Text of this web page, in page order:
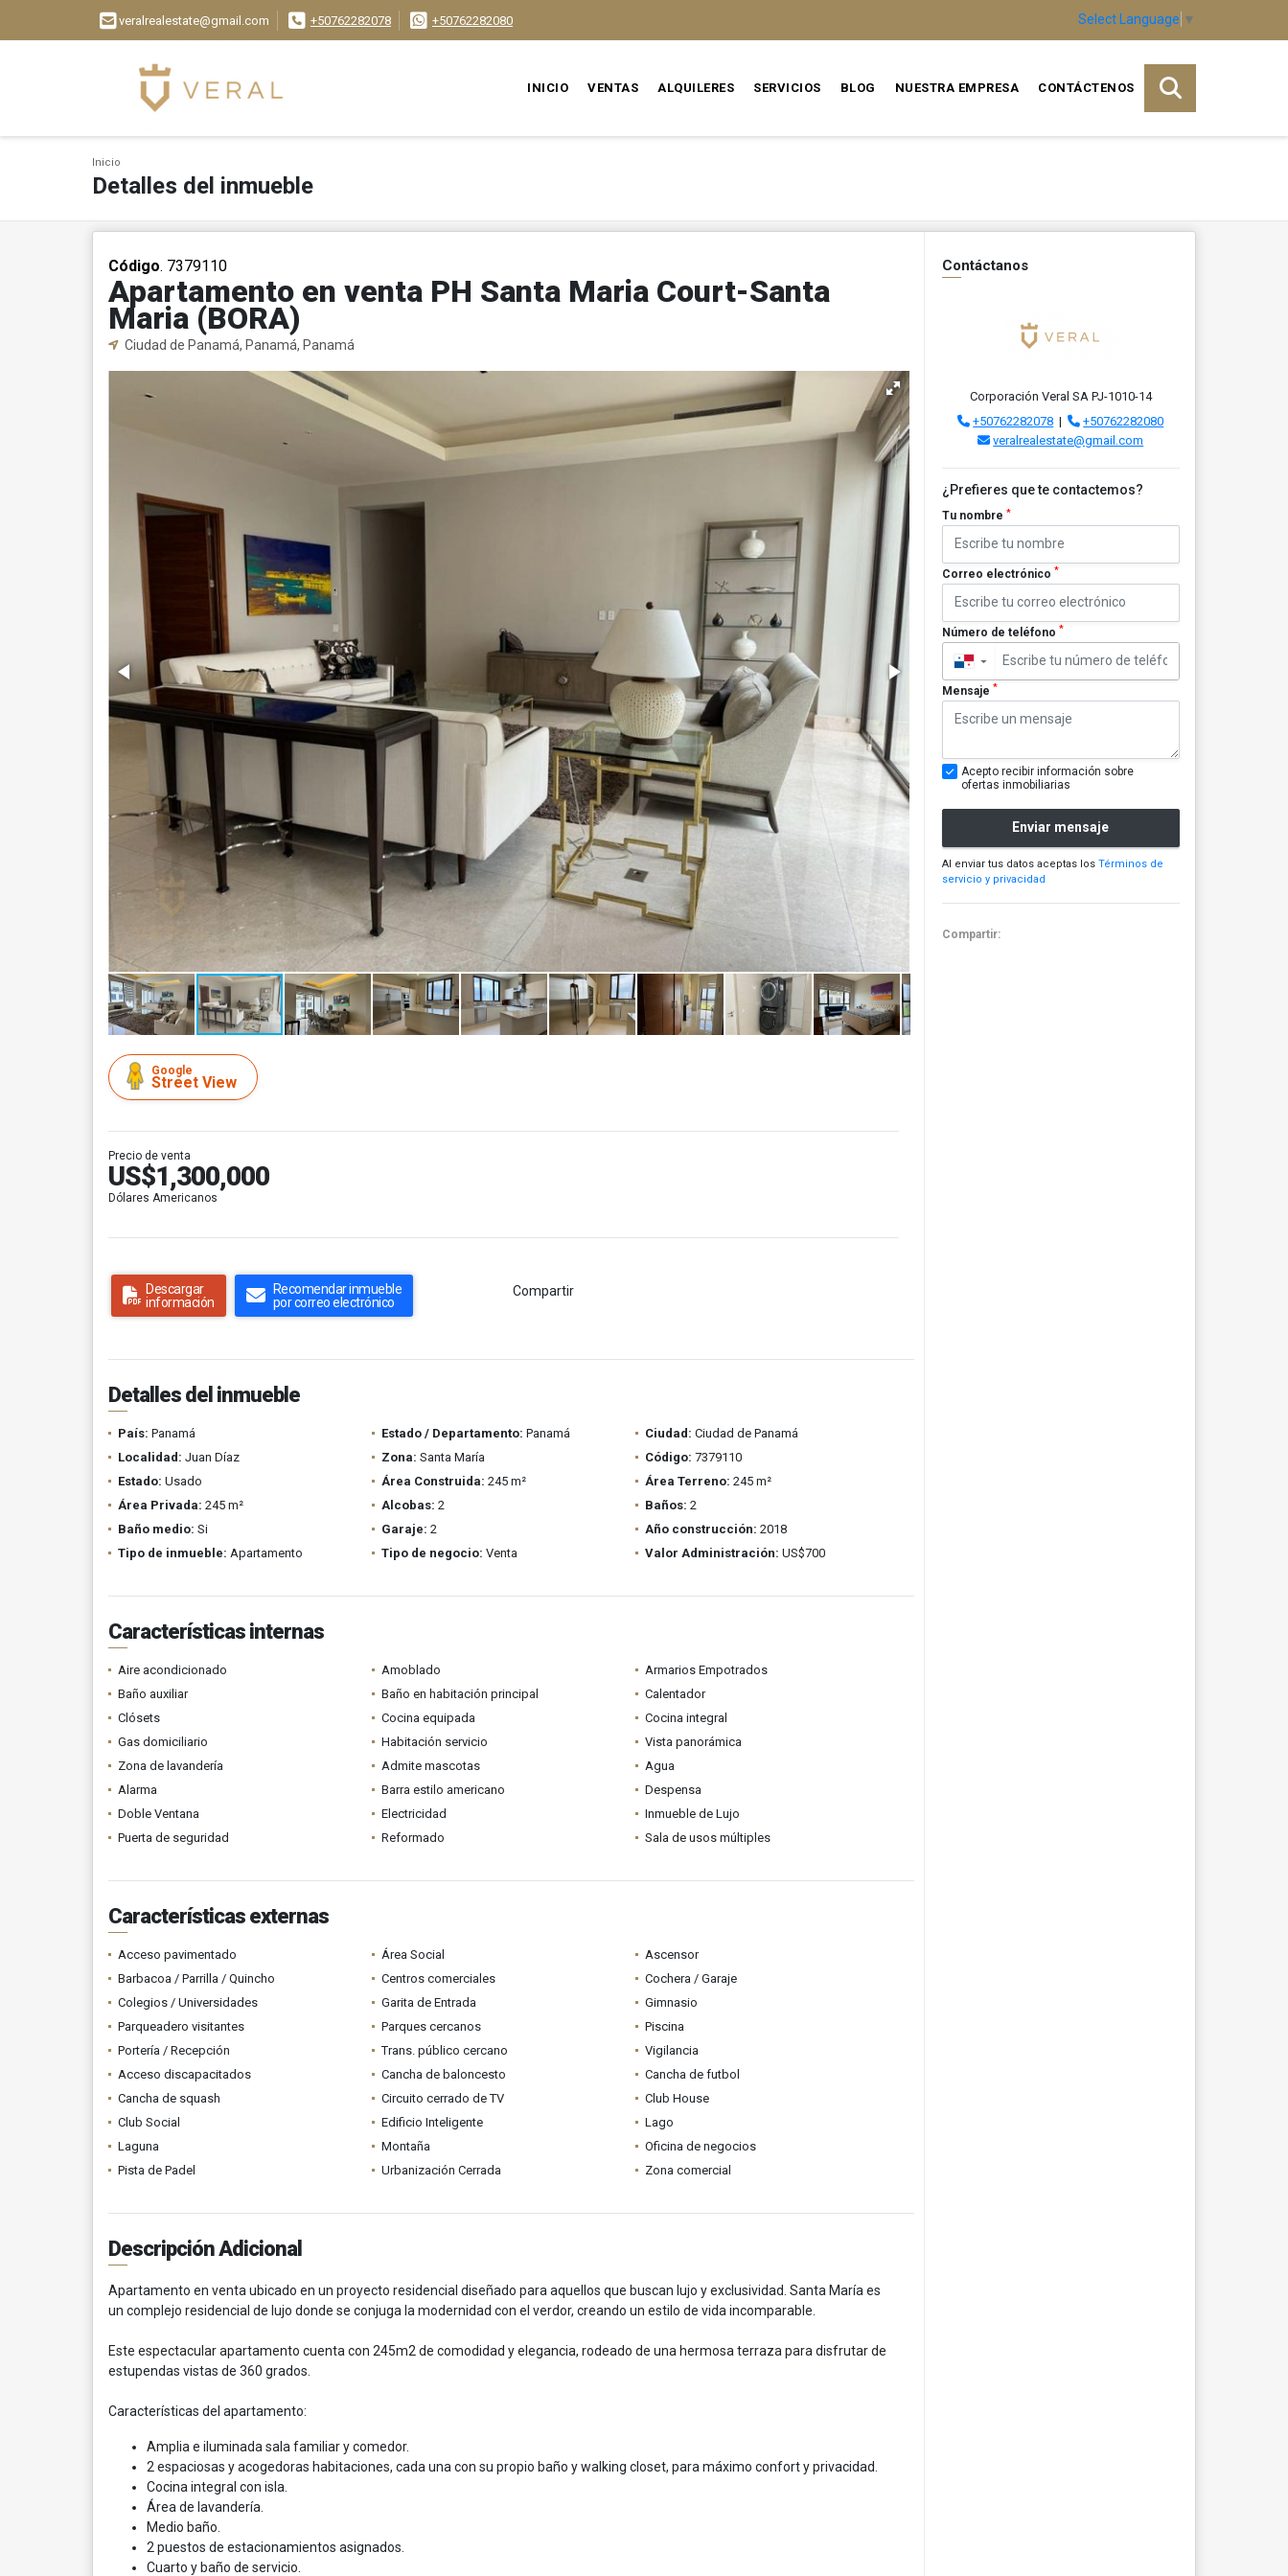
veralrealestate@gmail.com +50762282078 +50762282080 Select Language ▼
INICIO VENTAS ALQUILERES SERVICIOS BLOG NUESTRA EMPRESA CONTÁCTENOS
Inicio
Detalles del inmueble
Código. 7379110
Apartamento en venta PH Santa Maria Court-Santa
Maria (BORA)
Ciudad de Panamá, Panamá, Panamá
Google
Street View
Precio de venta
US$1,300,000
Dólares Americanos
Descargar
información
Recomendar inmueble
por correo electrónico
Compartir
Detalles del inmueble
País: Panamá Estado / Departamento: Panamá Ciudad: Ciudad de Panamá
Localidad: Juan Díaz Zona: Santa María Código: 7379110
Estado: Usado Área Construida: 245 m² Área Terreno: 245 m²
Área Privada: 245 m² Alcobas: 2 Baños: 2
Baño medio: Si Garaje: 2 Año construcción: 2018
Tipo de inmueble: Apartamento Tipo de negocio: Venta Valor Administración: US$700
Características internas
Aire acondicionado Amoblado
Armarios Empotrados
Baño auxiliar
Baño en habitación principal
Calentador
Clósets
Cocina equipada
Cocina integral
Gas domiciliario
Habitación servicio
Vista panorámica
Zona de lavandería
Admite mascotas
Agua
Alarma
Barra estilo americano
Despensa
Doble Ventana
Electricidad
Inmueble de Lujo
Puerta de seguridad
Reformado Sala de usos múltiples
Características externas
Acceso pavimentado Área Social
Ascensor
Barbacoa / Parrilla / Quincho
Centros comerciales
Cochera / Garaje
Colegios / Universidades
Garita de Entrada
Gimnasio
Parqueadero visitantes
Parques cercanos
Piscina
Portería / Recepción
Trans. público cercano
Vigilancia
Acceso discapacitados
Cancha de baloncesto
Cancha de futbol
Cancha de squash
Circuito cerrado de TV
Club House
Club Social
Edificio Inteligente
Lago
Laguna
Montaña
Oficina de negocios
Pista de Padel
Urbanización Cerrada Zona comercial
Descripción Adicional
Apartamento en venta ubicado en un proyecto residencial diseñado para aquellos que buscan lujo y exclusividad. Santa María es
un complejo residencial de lujo donde se conjuga la modernidad con el verdor, creando un estilo de vida incomparable.
Este espectacular apartamento cuenta con 245m2 de comodidad y elegancia, rodeado de una hermosa terraza para disfrutar de
estupendas vistas de 360 grados.
Características del apartamento:
Amplia e iluminada sala familiar y comedor.
2 espaciosas y acogedoras habitaciones, cada una con su propio baño y walking closet, para máximo confort y privacidad.
Cocina integral con isla.
Área de lavandería.
Medio baño.
2 puestos de estacionamientos asignados.
Cuarto y baño de servicio.
Contáctanos
Corporación Veral SA PJ-1010-14
+50762282078 |
+50762282080
veralrealestate@gmail.com
¿Prefieres que te contactemos?
Tu nombre *
Correo electrónico *
Número de teléfono *
▼
Mensaje *
Acepto recibir información sobre
ofertas inmobiliarias
Enviar mensaje
Al enviar tus datos aceptas los Términos de
servicio y privacidad
Compartir: